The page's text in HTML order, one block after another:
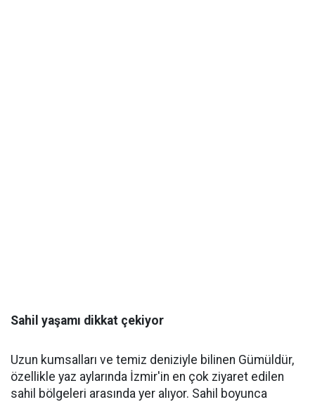
Sahil yaşamı dikkat çekiyor
Uzun kumsalları ve temiz deniziyle bilinen Gümüldür,
özellikle yaz aylarında İzmir'in en çok ziyaret edilen
sahil bölgeleri arasında yer alıyor. Sahil boyunca